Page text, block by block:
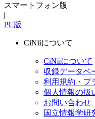
スマートフォン版
|
PC版
CiNiiについて
CiNiiについて
収録データベ
利用規約・プ
個人情報の扱
お問い合わせ
国立情報学研